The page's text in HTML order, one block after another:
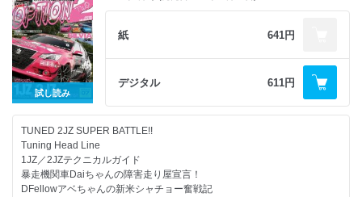
関西流HONDA改
@LAW BREAK 30th ANNIVERSARY MEETING
セントラル・ラジアルチャレンジ2014 Rd.1&2
■シリーズ/レギュラーコーナー
10年放置のチューンドBNR32復活プロジェクト
OPT2 HOBBY FLASH!!
@レーシングパラダイス町田
試し読み
紙 641円
デジタル 611円
TUNED 2JZ SUPER BATTLE!!
Tuning Head Line
1JZ／2JZテクニカルガイド
暴走機関車Daiちゃんの障害走り屋宣言！
DFellowアベちゃんの新米シャチョー奮戦記